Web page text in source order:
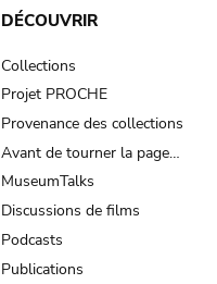
DÉCOUVRIR
Collections
Projet PROCHE
Provenance des collections
Avant de tourner la page…
MuseumTalks
Discussions de films
Podcasts
Publications